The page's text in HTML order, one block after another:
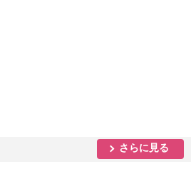
さらに見る